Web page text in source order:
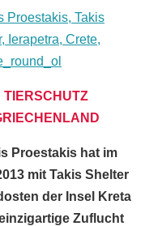
TIERSCHUTZ
Proestakis hat im
mit Takis Shelter
der Insel Kreta
Zuflucht